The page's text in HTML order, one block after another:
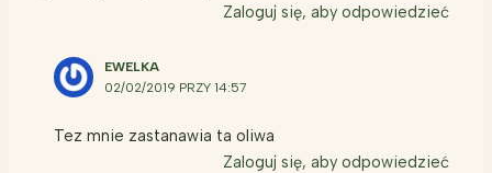
Zaloguj się, aby odpowiedzieć
EWELKA
02/02/2019 PRZY 14:57
Tez mnie zastanawia ta oliwa
Zaloguj się, aby odpowiedzieć